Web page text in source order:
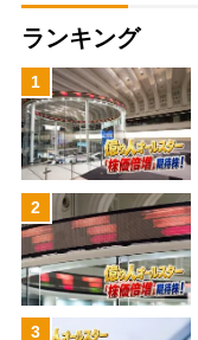
ランキング
1
2
3